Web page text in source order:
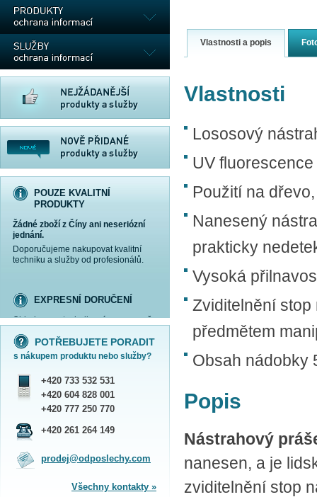
POUZE KVALITNÍ
PRODUKTY
Žádné zboží z Číny ani neseriózní
jednání.
Doporučujeme nakupovat kvalitní
techniku a služby od profesionálů.
více informací »
EXPRESNÍ DORUČENÍ
Objednanou techniku vám expresně
Praha - DNES
ČR - ZÍTRA DO 17 HODIN
Dále zasíláme zboží Obchodním
balíkem České pošty nebo přepravní
službou PPL.
více informací »
SHOWROOM PRAHA
Náš sortiment si můžete
prohlédnout, vyzkoušet a zakoupit
Jsme zkušení odborníci a rádi vám s
více informací »
více informací »
POTŘEBUJETE PORADIT
s nákupem produktu nebo služby?
+420 733 532 531
+420 604 828 001
+420 777 250 770
+420 261 264 149
prodej@odposlechy.com
Všechny kontakty »
Vlastnosti a popis
Vlastnosti
Lososový
UV
Použití na
Nanesený
prakticky
Vysoká
Zviditelnění stop
předmětem
Obsah nádobky
Popis
Nástrahový
nanesen, a je
zviditelnění stop